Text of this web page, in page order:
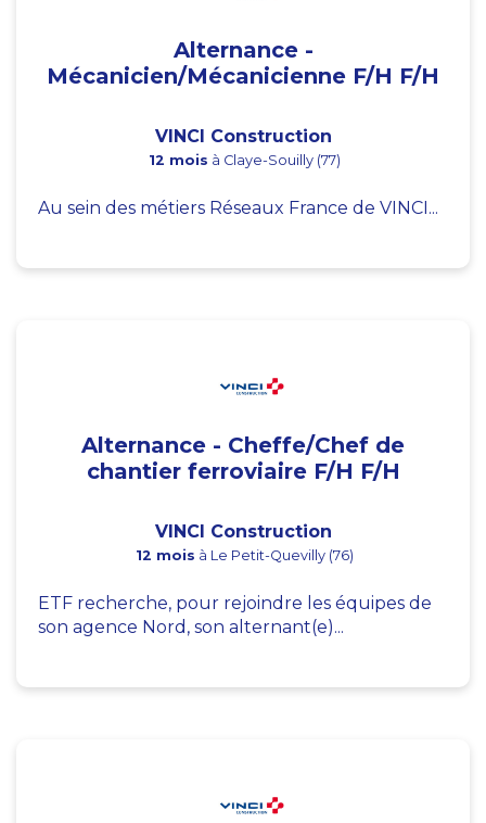
Alternance -
Mécanicien/Mécanicienne F/H F/H
VINCI Construction
12 mois à Claye-Souilly (77)
Au sein des métiers Réseaux France de VINCI...
Alternance - Cheffe/Chef de
chantier ferroviaire F/H F/H
VINCI Construction
12 mois à Le Petit-Quevilly (76)
ETF recherche, pour rejoindre les équipes de
son agence Nord, son alternant(e)...